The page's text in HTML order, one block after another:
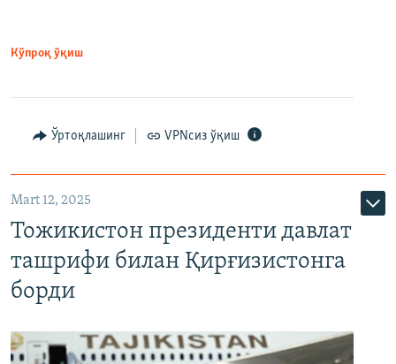
Кўпроқ ўқиш
Ўртоқлашинг VPNсиз ўқиш
Mart 12, 2025
Тожикистон президенти давлат
ташрифи билан Қирғизистонга
борди